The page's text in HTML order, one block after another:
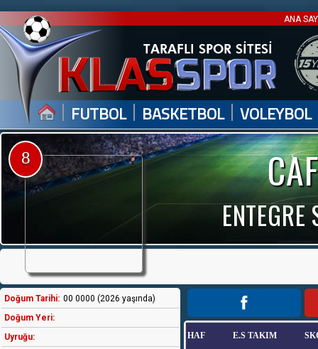
ANA
| FUTBOL | BASKETBOL | VOLEYBOL
8
Doğum Tarihi: 00 0000 (2026 yaşında)
Doğum Yeri:
Uyruğu:
HAF E.S TAKIM